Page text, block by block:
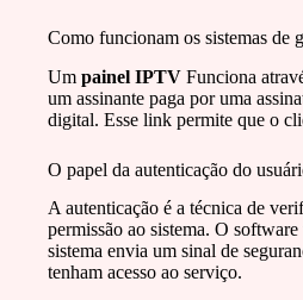
Como funcionam os sistemas de
Um painel IPTV Funciona
um assinante paga por uma
digital. Esse link permite que o
O papel da autenticação do
A autenticação é a técnica de
permissão ao sistema. O
sistema envia um sinal de
tenham acesso ao serviço.